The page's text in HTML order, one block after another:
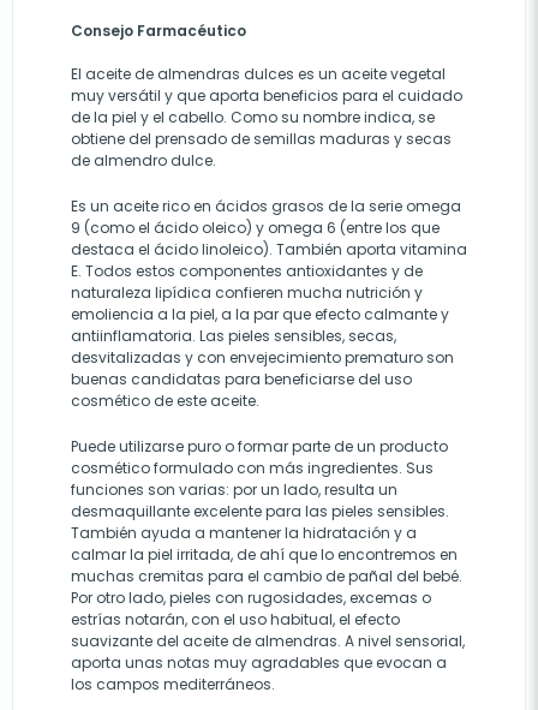
Consejo Farmacéutico
El aceite de almendras dulces es un aceite vegetal
muy versátil y que aporta beneficios para el cuidado
de la piel y el cabello. Como su nombre indica, se
obtiene del prensado de semillas maduras y secas
de almendro dulce.
Es un aceite rico en ácidos grasos de la serie omega
9 (como el ácido oleico) y omega 6 (entre los que
destaca el ácido linoleico). También aporta vitamina
E. Todos estos componentes antioxidantes y de
naturaleza lipídica confieren mucha nutrición y
emoliencia a la piel, a la par que efecto calmante y
antiinflamatoria. Las pieles sensibles, secas,
desvitalizadas y con envejecimiento prematuro son
buenas candidatas para beneficiarse del uso
cosmético de este aceite.
Puede utilizarse puro o formar parte de un producto
cosmético formulado con más ingredientes. Sus
funciones son varias: por un lado, resulta un
desmaquillante excelente para las pieles sensibles.
También ayuda a mantener la hidratación y a
calmar la piel irritada, de ahí que lo encontremos en
muchas cremitas para el cambio de pañal del bebé.
Por otro lado, pieles con rugosidades, excemas o
estrías notarán, con el uso habitual, el efecto
suavizante del aceite de almendras. A nivel sensorial,
aporta unas notas muy agradables que evocan a
los campos mediterráneos.